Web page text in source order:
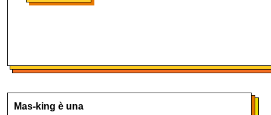
Mas-king è una